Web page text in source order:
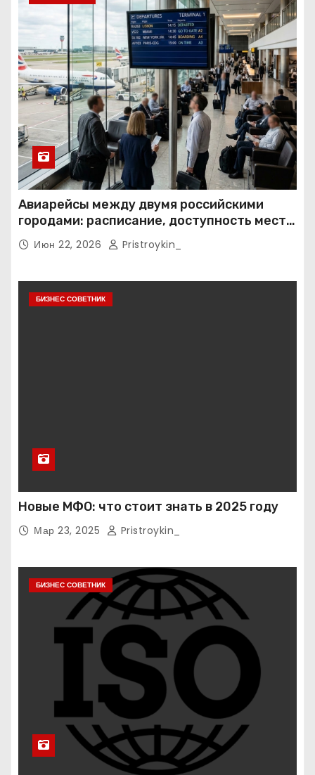
Авиарейсы между двумя российскими
городами: расписание, доступность мест и
тарифные условия
Июн 22, 2026 Pristroykin_
БИЗНЕС СОВЕТНИК
Новые МФО: что стоит знать в 2025 году
Мар 23, 2025 Pristroykin_
БИЗНЕС СОВЕТНИК